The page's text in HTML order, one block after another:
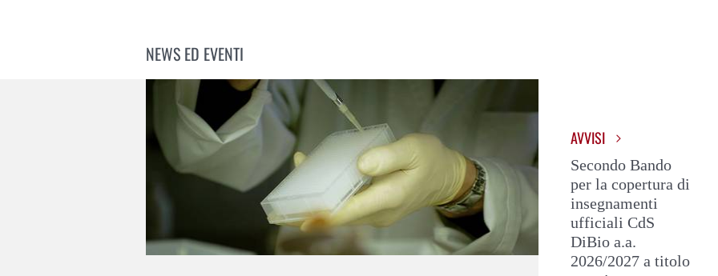
NEWS ED EVENTI
AVVISI
Secondo Bando
per la copertura di
insegnamenti
ufficiali CdS
DiBio a.a.
2026/2027 a titolo